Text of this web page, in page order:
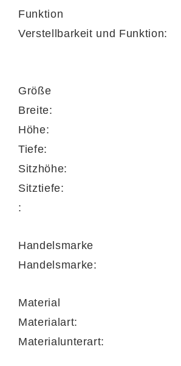
Ergonomiegröße S
ideal für kleinere bis
Komfortable Funktionen
entspannte Momente
DerLedersessel
geschlossene Vollpolster-
einemanuelle Kopfteil- und
Fußteilverstellung
einstellen kannst. Die
Drehfunktionsorgt für volle
bequem in jede Richtung zu
Funktion
Verstellbarkeit und Funktion:
Größe
Breite:
Höhe:
Tiefe:
Sitzhöhe:
Sitztiefe:
:
Handelsmarke
Handelsmarke:
Material
Materialart:
Materialunterart: